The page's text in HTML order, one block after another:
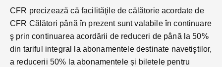
CFR precizează că facilităţile de călătorie acordate de
CFR Călători până în prezent sunt valabile în continuare
ş prin continuarea acordării de reduceri de până la 50%
din tariful integral la abonamentele destinate navetiştilor,
a reducerii 50% la abonamentele și biletele pentru